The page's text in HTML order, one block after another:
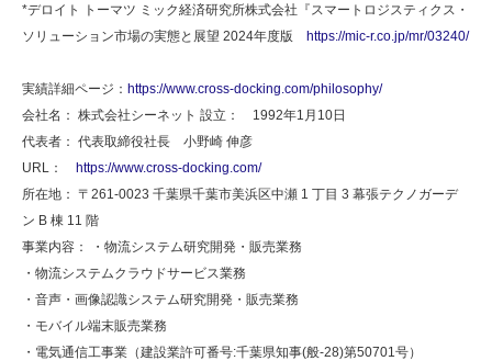
*デロイト トーマツ ミック経済研究所株式会社『スマートロジスティクス・
ソリューション市場の実態と展望 2024年度版 https://mic-r.co.jp/mr/03240/
実績詳細ページ： https://www.cross-docking.com/philosophy/
会社名： 株式会社シーネット 設立： 1992年1月10日
代表者： 代表取締役社長 小野崎 伸彦
URL： https://www.cross-docking.com/
所在地： 〒261-0023 千葉県千葉市美浜区中瀬 1 丁目 3 幕張テクノガーデ
ン B 棟 11 階
事業内容： ・物流システム研究開発・販売業務
・物流システムクラウドサービス業務
・音声・画像認識システム研究開発・販売業務
・モバイル端末販売業務
・電気通信工事業（建設業許可番号:千葉県知事(般-28)第50701号）